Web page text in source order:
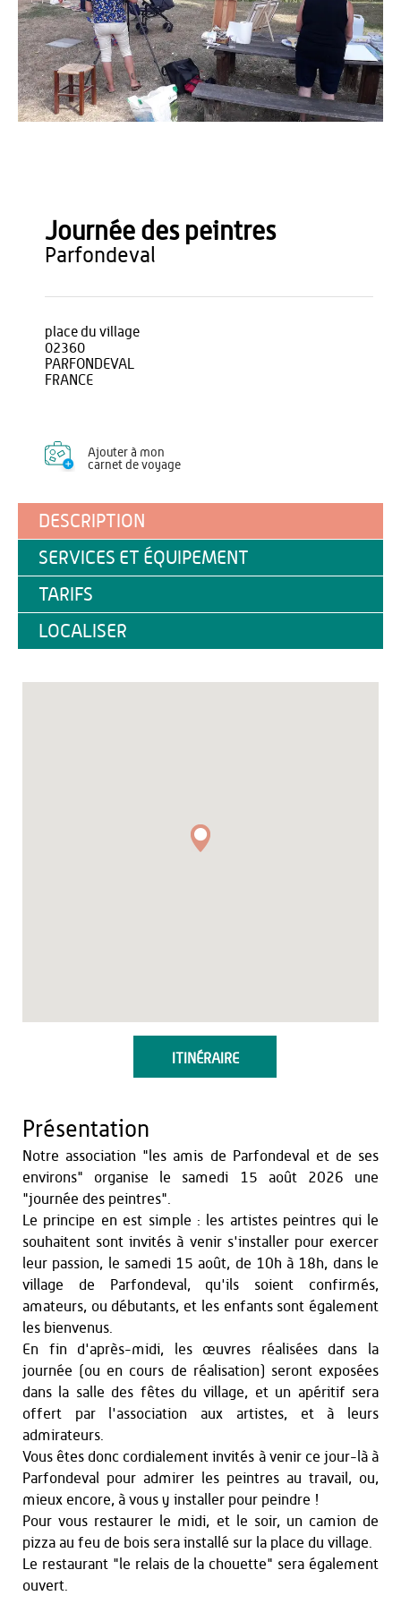
Journée des peintres
parfondeval
place du village
02360
PARFONDEVAL
FRANCE
Ajouter à mon
carnet de voyage
DESCRIPTION
SERVICES ET ÉQUIPEMENT
TARIFS
LOCALISER
ITINÉRAIRE
Présentation
Notre association "les amis de Parfondeval et de ses
environs" organise le samedi 15 août 2026 une
"journée des peintres".
Le principe en est simple : les artistes peintres qui le
souhaitent sont invités à venir s'installer pour exercer
leur passion, le samedi 15 août, de 10h à 18h, dans le
village de Parfondeval, qu'ils soient confirmés,
amateurs, ou débutants, et les enfants sont également
les bienvenus.
En fin d'après-midi, les œuvres réalisées dans la
journée (ou en cours de réalisation) seront exposées
dans la salle des fêtes du village, et un apéritif sera
offert par l'association aux artistes, et à leurs
admirateurs.
Vous êtes donc cordialement invités à venir ce jour-là à
Parfondeval pour admirer les peintres au travail, ou,
mieux encore, à vous y installer pour peindre !
Pour vous restaurer le midi, et le soir, un camion de
pizza au feu de bois sera installé sur la place du village.
Le restaurant "le relais de la chouette" sera également
ouvert.